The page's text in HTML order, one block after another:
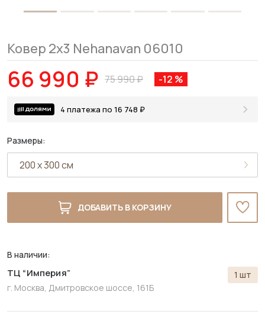
Ковер 2x3 Nehanavan 06010
66 990 ₽ 75 990 ₽ -12 %
4 платежа по 16 748 ₽
Размеры:
ДОБАВИТЬ В КОРЗИНУ
В наличии:
ТЦ “Империя”
г. Москва, Дмитровское шоссе, 161Б
1 шт